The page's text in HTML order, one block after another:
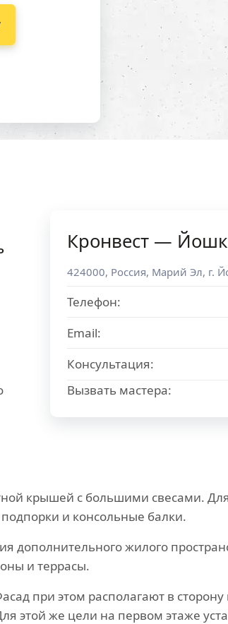
Кронвест —
424000, Россия, Марий Эл, г.
Телефон:
Email:
Консультация:
Вызвать мастера:
крышей с большими свесами.
и консольные балки.
дополнительного жилого
и террасы.
при этом располагают в
этой же цели на первом этаже